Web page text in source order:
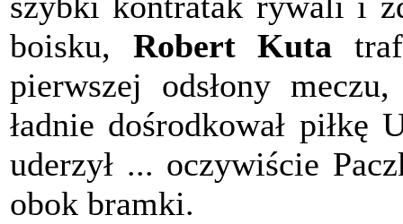
boisku, Robert Kuta
pierwszej odsłony
ładnie dośrodkował
uderzył ... oczywiście
obok bramki.